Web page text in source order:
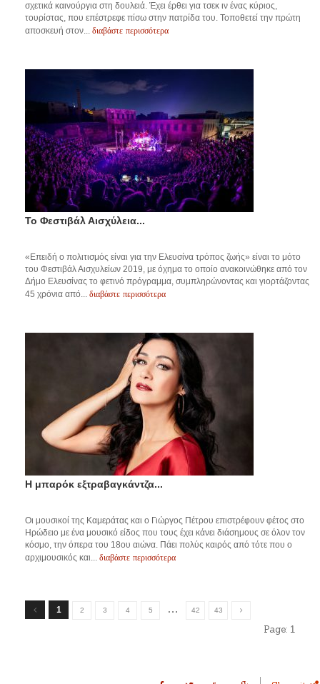
σχετικά καινούργια στη δουλειά. Έχει έρθει για τσεκ ιν ένας κύριος,
τουρίστας, που επέστρεφε πίσω στην πατρίδα του. Τοποθετεί την πρώτη
αποσκευή στον... διαβάστε περισσότερα
Το Φεστιβάλ Αισχύλεια...
«Επειδή ο πολιτισμός είναι για την Ελευσίνα τρόπος ζωής» είναι το μότο
του Φεστιβάλ Αισχυλείων 2019, με όχημα το οποίο ανακοινώθηκε από τον
Δήμο Ελευσίνας το φετινό πρόγραμμα, συμπληρώνοντας και γιορτάζοντας
45 χρόνια από... διαβάστε περισσότερα
Η μπαρόκ εξτραβαγκάντζα...
Οι μουσικοί της Καμεράτας και ο Γιώργος Πέτρου επιστρέφουν φέτος στο
Ηρώδειο με ένα μουσικό είδος που τους έχει κάνει διάσημους σε όλον τον
κόσμο, την όπερα του 18ου αιώνα. Πάει πολύς καιρός από τότε που ο
αρχιμουσικός και... διαβάστε περισσότερα
1 2 3 4 5 … 42 43
Page: 1